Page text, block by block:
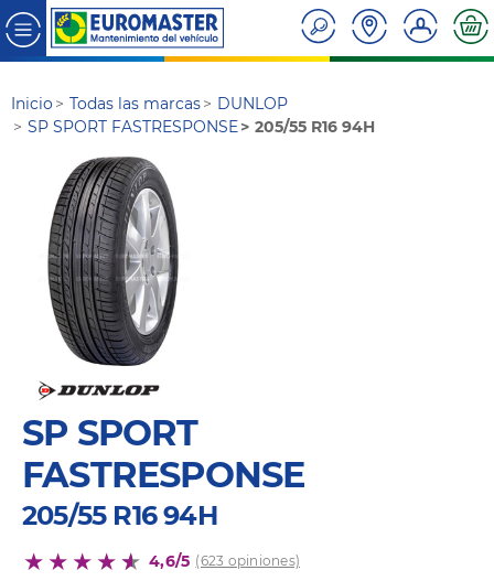
Inicio Todas las marcas
DUNLOP
SP SPORT FASTRESPONSE
205/55 R16 94H
SP SPORT
FASTRESPONSE
205/55 R16 94H
4,6/5 (623 opiniones)